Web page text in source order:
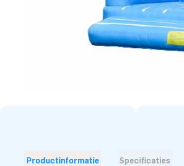
Productinformatie Specificaties